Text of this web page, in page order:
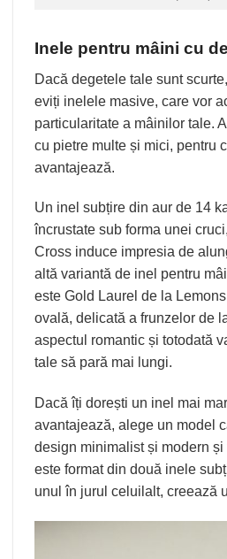
Inele pentru mâini cu
Dacă degetele tale sunt
eviți inelele masive, care vor
particularitate a mâinilor tale.
cu pietre multe și mici, pentru
avantajează.
Un inel subțire din aur de 14
încrustate sub forma unei
Cross induce impresia de
altă variantă de inel pentru
este Gold Laurel de la
ovală, delicată a frunzelor de
aspectul romantic și totodată
tale să pară mai lungi.
Dacă îți dorești un inel mai
avantajează, alege un model
design minimalist și modern și
este format din două inele
unul în jurul celuilalt, creează